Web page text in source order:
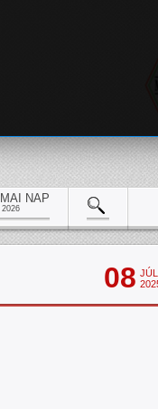
NAP
2026
08